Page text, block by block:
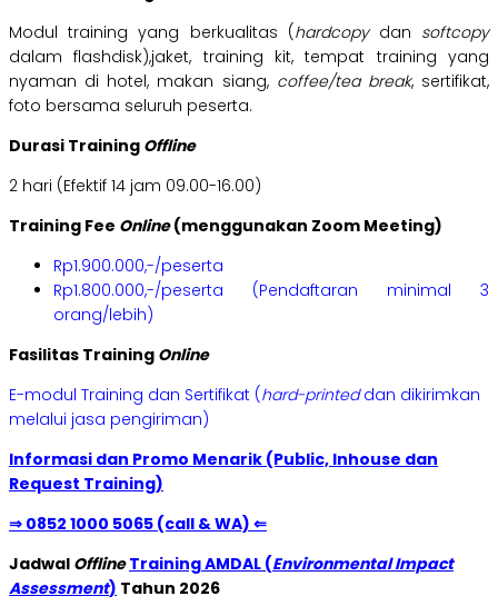
Modul training yang berkualitas (hardcopy dan softcopy
dalam flashdisk),jaket, training kit, tempat training yang
nyaman di hotel, makan siang, coffee/tea break, sertifikat,
foto bersama seluruh peserta.
Durasi Training Offline
2 hari (Efektif 14 jam 09.00-16.00)
Training Fee Online(menggunakan Zoom Meeting)
Rp1.900.000,-/peserta
Rp1.800.000,-/peserta (Pendaftaran minimal 3
orang/lebih)
Fasilitas Training Online
E-modul Training dan Sertifikat (hard-printeddan dikirimkan
melalui jasa pengiriman)
Informasi dan Promo Menarik (Public, Inhouse dan
Request Training)
⇒ 0852 1000 5065 (call & WA) ⇐
Jadwal OfflineTraining AMDAL (Environmental Impact
Assessment) Tahun 2026